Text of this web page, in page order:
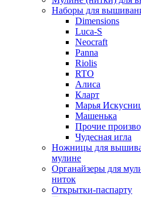
Наборы для
Dimensions
Luca-S
Neocraft
Panna
Riolis
RTO
Алиса
Кларт
Марья
Машенька
Прочие
Чудесная игла
Ножницы для
мулине
Органайзеры для
ниток
Открытки-паспарту